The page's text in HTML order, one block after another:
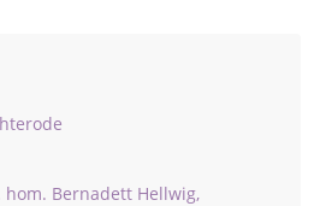
Bernadett Hellwig,